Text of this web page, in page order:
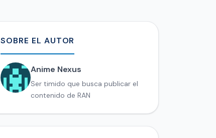
SOBRE EL AUTOR
Anime Nexus
Ser timido que busca publicar el
contenido de RAN